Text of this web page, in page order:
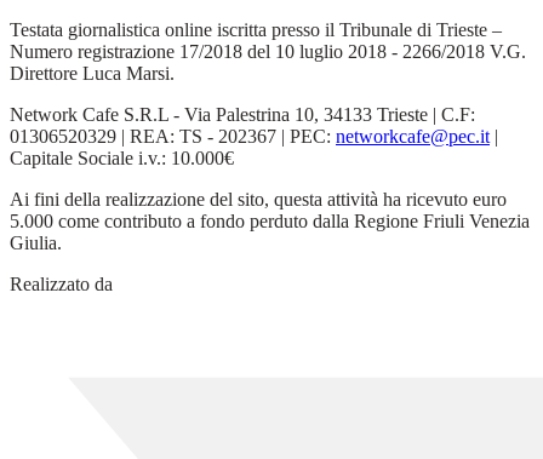
Testata giornalistica online iscritta presso il Tribunale di Trieste –
Numero registrazione 17/2018 del 10 luglio 2018 - 2266/2018 V.G.
Direttore Luca Marsi.
Network Cafe S.R.L - Via Palestrina 10, 34133 Trieste | C.F:
01306520329 | REA: TS - 202367 | PEC: networkcafe@pec.it |
Capitale Sociale i.v.: 10.000€
Ai fini della realizzazione del sito, questa attività ha ricevuto euro
5.000 come contributo a fondo perduto dalla Regione Friuli Venezia
Giulia.
Realizzato da